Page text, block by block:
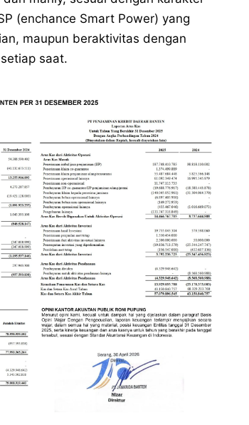
(enchance Smart Power) yang
maupun beraktivitas dengan
saat.